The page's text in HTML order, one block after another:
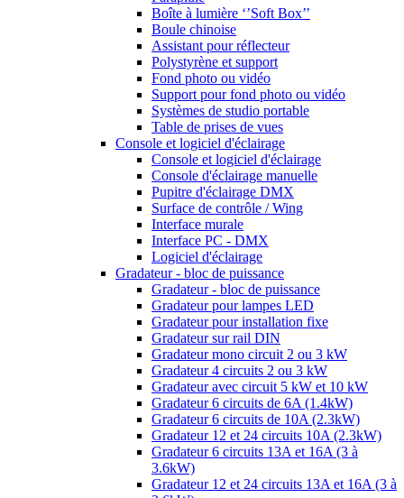
Boîte à lumière ‘’Soft Box’’
Boule chinoise
Assistant pour réflecteur
Polystyrène et support
Fond photo ou vidéo
Support pour fond photo ou vidéo
Systèmes de studio portable
Table de prises de vues
Console et logiciel d'éclairage
Console et logiciel d'éclairage
Console d'éclairage manuelle
Pupitre d'éclairage DMX
Surface de contrôle / Wing
Interface murale
Interface PC - DMX
Logiciel d'éclairage
Gradateur - bloc de puissance
Gradateur - bloc de puissance
Gradateur pour lampes LED
Gradateur pour installation fixe
Gradateur sur rail DIN
Gradateur mono circuit 2 ou 3 kW
Gradateur 4 circuits 2 ou 3 kW
Gradateur avec circuit 5 kW et 10 kW
Gradateur 6 circuits de 6A (1.4kW)
Gradateur 6 circuits de 10A (2.3kW)
Gradateur 12 et 24 circuits 10A (2.3kW)
Gradateur 6 circuits 13A et 16A (3 à
3.6kW)
Gradateur 12 et 24 circuits 13A et 16A (3 à